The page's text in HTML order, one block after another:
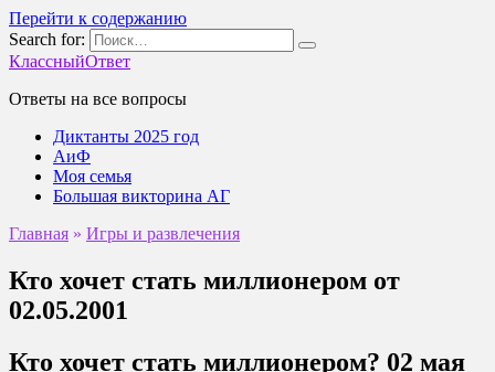
Перейти к содержанию
Search for:
КлассныйОтвет
Ответы на все вопросы
Диктанты 2025 год
АиФ
Моя семья
Большая викторина АГ
Главная » Игры и развлечения
Кто хочет стать миллионером от
02.05.2001
Кто хочет стать миллионером? 02 мая